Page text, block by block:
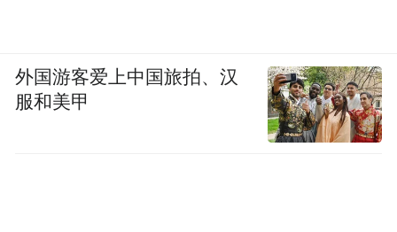
外国游客爱上中国旅拍、汉
服和美甲